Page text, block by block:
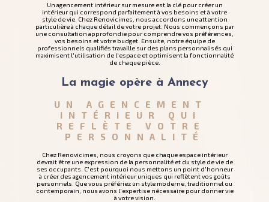
Un agencement intérieur sur mesure est la clé pour créer un
intérieur qui correspond parfaitement à vos besoins et à votre
style de vie. Chez Renovicimes, nous accordons une attention
particulière à chaque détail de votre projet. Nous commençons par
une consultation approfondie pour comprendre vos préférences,
vos besoins et votre budget. Ensuite, notre équipe de
professionnels qualifiés travaille sur des plans personnalisés qui
maximisent l'utilisation de l'espace et optimisent la fonctionnalité
de chaque pièce.
La magie opère à Annecy
UN AGENCEMENT
INTÉRIEUR QUI
REFLÈTE VOTRE
PERSONNALITÉ
Chez Renovicimes, nous croyons que chaque espace intérieur
devrait être une expression de la personnalité et du style de vie de
ses occupants. C'est pourquoi nous mettons un point d'honneur
à créer des agencement intérieur uniques qui reflètent vos goûts
personnels. Que vous préfériez un style moderne, traditionnel ou
contemporain, nous avons l'expertise nécessaire pour donner vie
à votre vision.